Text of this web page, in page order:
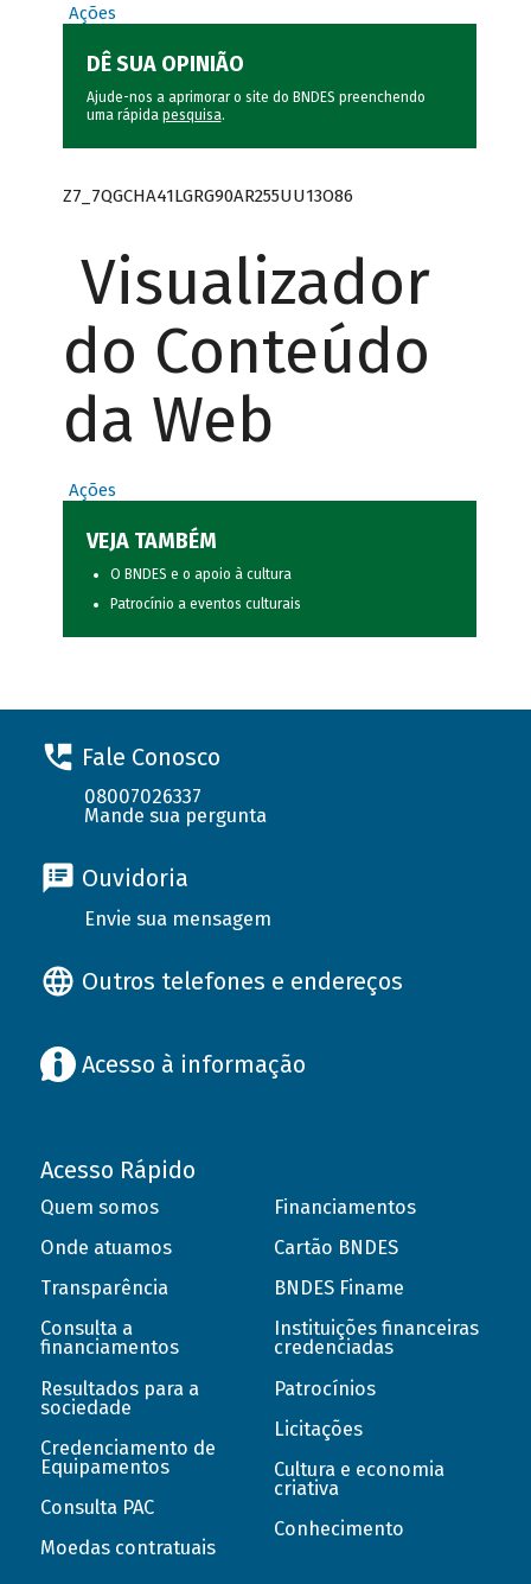
Ações
DÊ SUA OPINIÃO
Ajude-nos a aprimorar o site do BNDES preenchendo
uma rápida pesquisa.
Z7_7QGCHA41LGRG90AR255UU13O86
Visualizador
do Conteúdo
da Web
Ações
VEJA TAMBÉM
O BNDES e o apoio à cultura
Patrocínio a eventos culturais
Fale Conosco
08007026337
Mande sua pergunta
Ouvidoria
Envie sua mensagem
Outros telefones e endereços
Acesso à informação
Acesso Rápido
Quem somos
Onde atuamos
Transparência
Consulta a
financiamentos
Resultados para a
sociedade
Credenciamento de
Equipamentos
Consulta PAC
Moedas contratuais
Financiamentos
Cartão BNDES
BNDES Finame
Instituições financeiras
credenciadas
Patrocínios
Licitações
Cultura e economia
criativa
Conhecimento